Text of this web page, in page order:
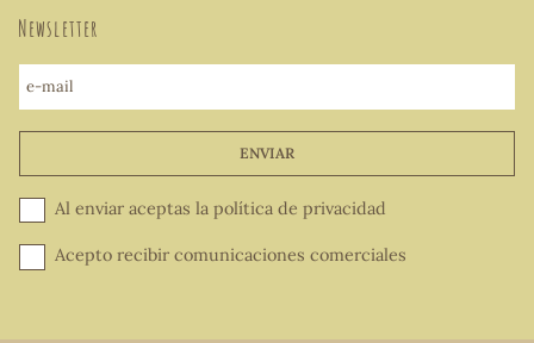
Newsletter
e-mail
ENVIAR
Al enviar aceptas la política de privacidad
Acepto recibir comunicaciones comerciales